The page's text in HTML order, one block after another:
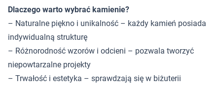
Dlaczego warto wybrać kamienie?
– Naturalne piękno i unikalność – każdy kamień posiada
indywidualną strukturę
– Różnorodność wzorów i odcieni – pozwala tworzyć
niepowtarzalne projekty
– Trwałość i estetyka – sprawdzają się w biżuterii